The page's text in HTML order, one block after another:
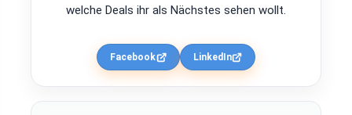
welche Deals ihr als Nächstes sehen wollt.
Facebook LinkedIn